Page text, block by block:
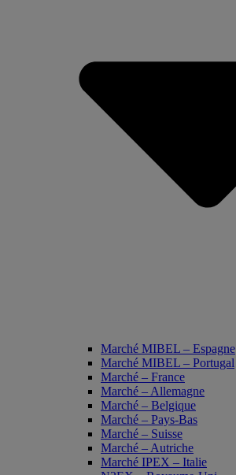
Marché MIBEL – Espagne
Marché MIBEL – Portugal
Marché – France
Marché – Allemagne
Marché – Belgique
Marché – Pays-Bas
Marché – Suisse
Marché – Autriche
Marché IPEX – Italie